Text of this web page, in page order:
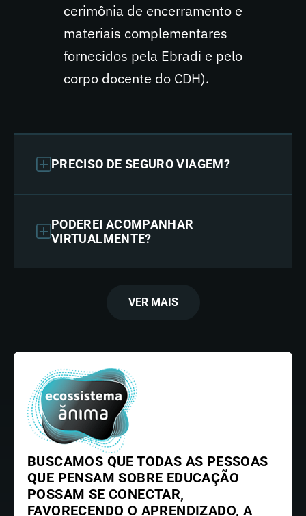
cerimônia de encerramento e
materiais complementares
fornecidos pela Ebradi e pelo
corpo docente do CDH).
PRECISO DE SEGURO VIAGEM?
PODEREI ACOMPANHAR
VIRTUALMENTE?
VER MAIS
BUSCAMOS QUE TODAS AS PESSOAS
QUE PENSAM SOBRE EDUCAÇÃO
POSSAM SE CONECTAR,
FAVORECENDO O APRENDIZADO, A